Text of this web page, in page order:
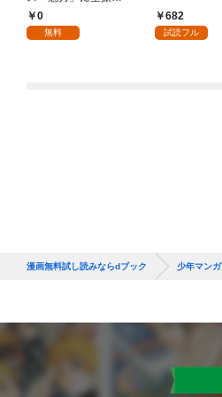
り！？(1)
0
無料
682
試読フル
漫画無料試し読みならdブック 少年マンガ